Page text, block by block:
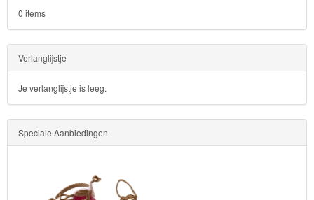
Superman
Toy
Story
Trolls
Turtles
0 items
Verlanglijstje
Je verlanglijstje is leeg.
Speciale Aanbiedingen